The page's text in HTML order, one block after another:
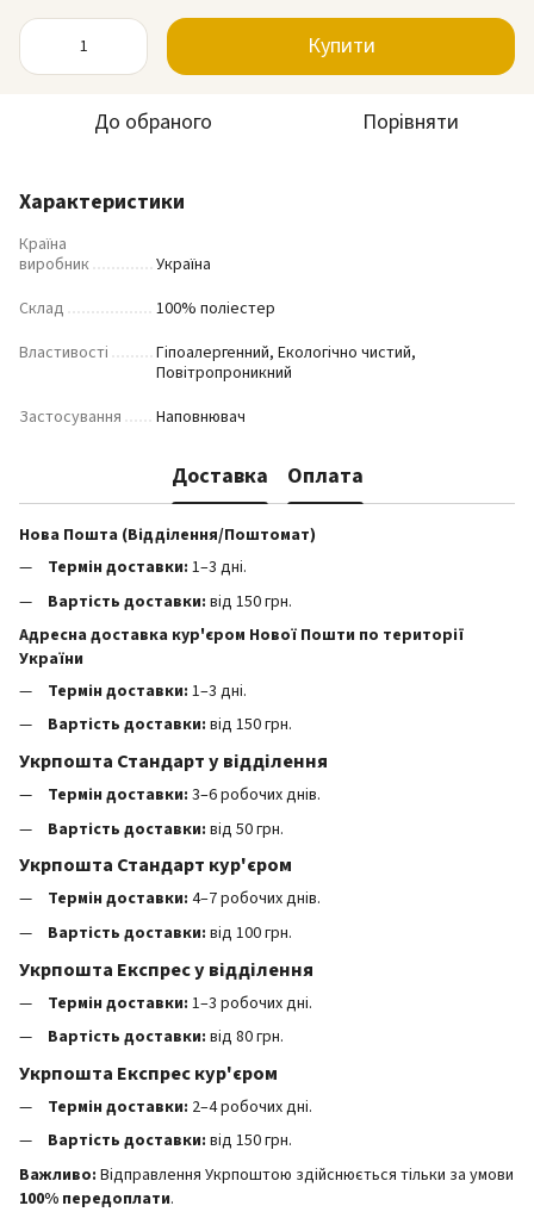
Купити
До обраного Порівняти
Характеристики
Країна
виробник
Україна
Склад
100% поліестер
Властивості
Гіпоалергенний, Екологічно чистий,
Повітропроникний
Застосування
Наповнювач
Доставка Оплата
Нова Пошта (Відділення/Поштомат)
Термін доставки: 1–3 дні.
Вартість доставки: від 150 грн.
Адресна доставка кур'єром Нової Пошти по території
України
Термін доставки: 1–3 дні.
Вартість доставки: від 150 грн.
Укрпошта Стандарт у відділення
Термін доставки: 3–6 робочих днів.
Вартість доставки: від 50 грн.
Укрпошта Стандарт кур'єром
Термін доставки: 4–7 робочих днів.
Вартість доставки: від 100 грн.
Укрпошта Експрес у відділення
Термін доставки: 1–3 робочих дні.
Вартість доставки: від 80 грн.
Укрпошта Експрес кур'єром
Термін доставки: 2–4 робочих дні.
Вартість доставки: від 150 грн.
Важливо: Відправлення Укрпоштою здійснюється тільки за умови
100% передоплати.